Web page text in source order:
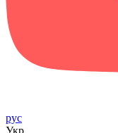
рус
Укр